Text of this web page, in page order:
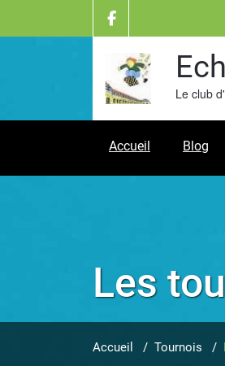
content
Le club
Accueil Blog
Les
Accueil / Tournois /